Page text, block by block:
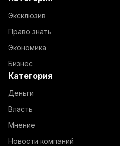
Эксклюзив
Право знать
Экономика
Бизнес
Категория
Деньги
Власть
Мнение
Новости компаний